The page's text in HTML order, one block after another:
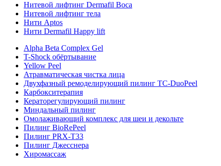
Нитевой лифтинг Dermafil Boca
Нитевой лифтинг тела
Нити Aptos
Нити Dermafil Happy lift
Alpha Beta Complex Gel
T-Shock обёртывание
Yellow Peel
Атравматическая чистка лица
Двухфазный ремоделирующий пилинг TC-DuoPeel
Карбокситерапия
Кераторегулирующий пилинг
Миндальный пилинг
Омолаживающий комплекс для шеи и декольте
Пилинг BioRePeel
Пилинг PRX-T33
Пилинг Джесснера
Хиромассаж